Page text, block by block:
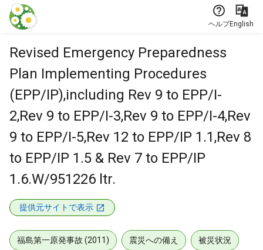
本文に飛ぶ
ヘルプEnglish
Revised Emergency Preparedness
Plan Implementing Procedures
(EPP/IP),including Rev 9 to EPP/I-
2,Rev 9 to EPP/I-3,Rev 9 to EPP/I-4,Rev
9 to EPP/I-5,Rev 12 to EPP/IP 1.1,Rev 8
to EPP/IP 1.5 & Rev 7 to EPP/IP
1.6.W/951226 ltr.
提供元サイトで表示
福島第一原発事故 (2011) 震災への備え 被災状況